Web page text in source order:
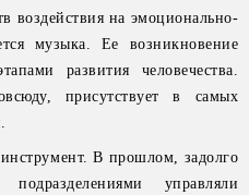
воздействия на эмоционально-
музыка. Ее возникновение
развития человечества.
присутствует в самых
В прошлом, задолго
управляли